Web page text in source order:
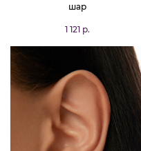
шар
1 121 р.